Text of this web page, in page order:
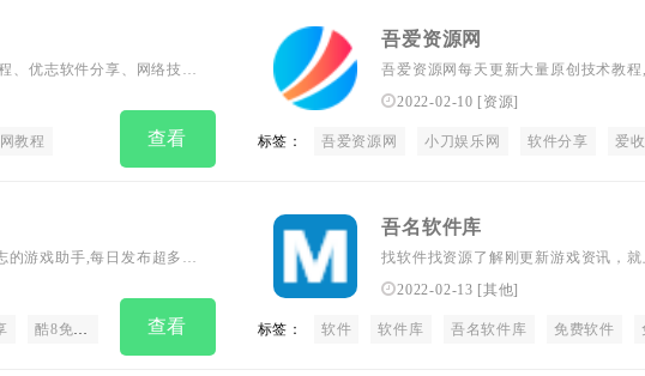
、优志软件分享、网络技术
教程 查看
吾爱资源网
吾爱资源网每天更新大量原创技术教
问学习,给QQ爱好者们带来一个绿色温
2022-02-10 [资源]
标签： 吾爱资源网 小刀娱乐网 软件分享 爱
游戏助手,每日发布超多实
酷8免费资源 酷8娱乐
查看
吾名软件库
找软件找资源了解刚更新游戏资讯，
券活动，专注活动，线报，赚客吧，
2022-02-13 [其他]
标签： 软件 软件库 吾名软件库 免费软件